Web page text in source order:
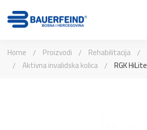
Home Proizvodi Rehabilitacija
Aktivna invalidska kolica
RGK HiLite